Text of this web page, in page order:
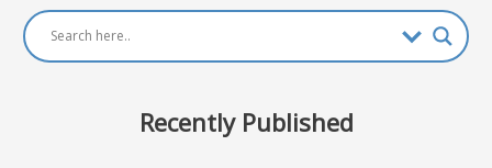
Recently Published